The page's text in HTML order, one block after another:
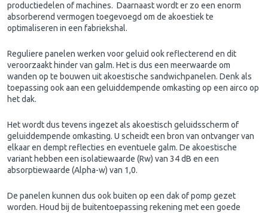
productiedelen of machines. Daarnaast wordt er zo een enorm
absorberend vermogen toegevoegd om de akoestiek te
optimaliseren in een fabriekshal.
Reguliere panelen werken voor geluid ook reflecterend en dit
veroorzaakt hinder van galm. Het is dus een meerwaarde om
wanden op te bouwen uit akoestische sandwichpanelen. Denk als
toepassing ook aan een geluiddempende omkasting op een airco op
het dak.
Het wordt dus tevens ingezet als akoestisch geluidsscherm of
geluiddempende omkasting. U scheidt een bron van ontvanger van
elkaar en dempt reflecties en eventuele galm. De akoestische
variant hebben een isolatiewaarde (Rw) van 34 dB en een
absorptiewaarde (Alpha-w) van 1,0.
De panelen kunnen dus ook buiten op een dak of pomp gezet
worden. Houd bij de buitentoepassing rekening met een goede